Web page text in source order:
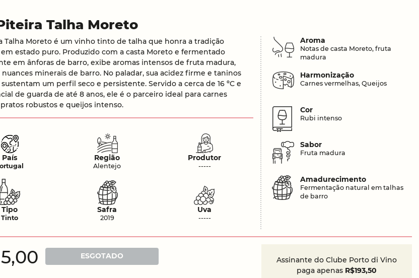
Talha Moreto
Talha Moreto é um vinho tinto de talha que honra a tradição
estado puro. Produzido com a casta Moreto e fermentado
em ânforas de barro, exibe aromas intensos de fruta madura,
minerais de barro. No paladar, sua acidez firme e taninos
um perfil seco e persistente. Servido a cerca de 16 ºC e
de guarda de até 8 anos, ele é o parceiro ideal para carnes
robustos e queijos intenso.
País Região
Alentejo
Produtor
-----
Tipo
Tinto
Safra
2019
Uva
-----
Aroma
Notas de casta Moreto, fruta
madura
Harmonização
Carnes vermelhas, Queijos
Cor
Rubi intenso
Sabor
Fruta madura
Amadurecimento
Fermentação natural em talhas
de barro
ESGOTADO
Assinante do Clube Porto di Vino
paga apenas R$193,50